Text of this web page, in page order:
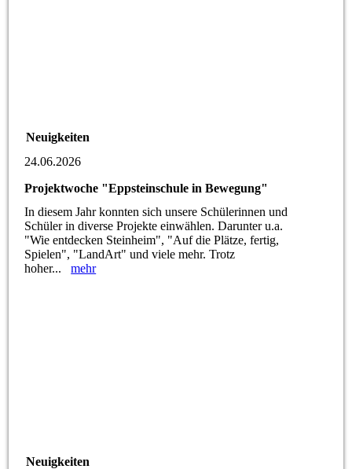
Neuigkeiten
24.06.2026
Projektwoche "Eppsteinschule in Bewegung"
In diesem Jahr konnten sich unsere Schülerinnen und
Schüler in diverse Projekte einwählen. Darunter u.a.
"Wie entdecken Steinheim", "Auf die Plätze, fertig,
Spielen", "LandArt" und viele mehr. Trotz
hoher...mehr
Neuigkeiten